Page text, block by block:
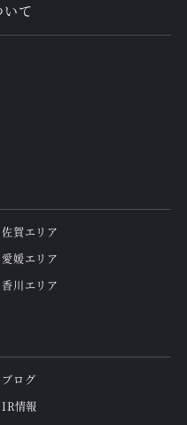
て
佐賀エリア
愛媛エリア
香川エリア
ブログ
IR情報